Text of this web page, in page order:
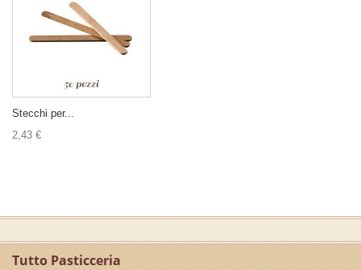
Stecchi per...
2,43 €
Tutto Pasticceria